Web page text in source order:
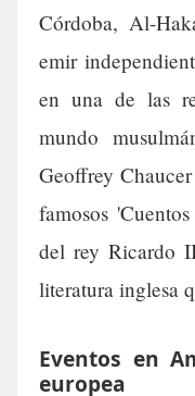
Córdoba, Al-
emir
en una de las
mundo
Geoffrey
famosos
del rey Ricardo
literatura inglesa
Eventos en
europea